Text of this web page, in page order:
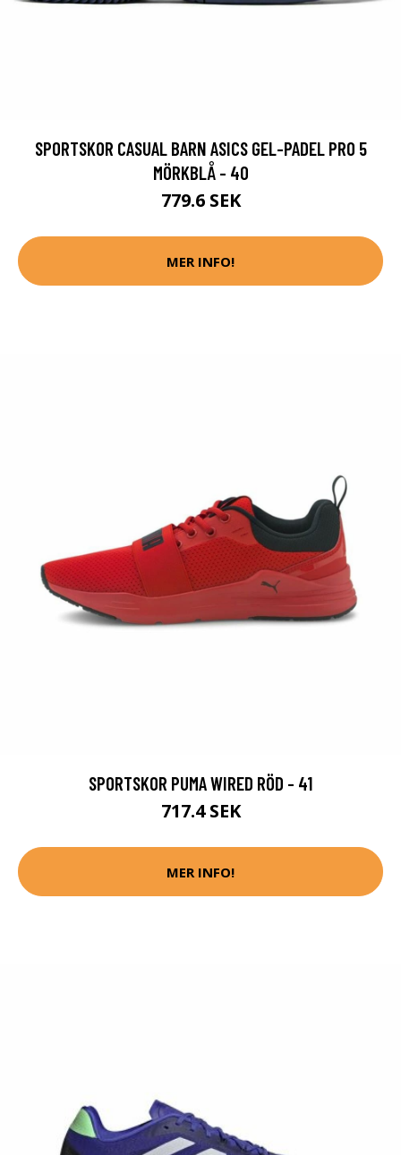
SPORTSKOR CASUAL BARN ASICS GEL-PADEL PRO 5
MÖRKBLÅ - 40
779.6 SEK
MER INFO!
SPORTSKOR PUMA WIRED RÖD - 41
717.4 SEK
MER INFO!